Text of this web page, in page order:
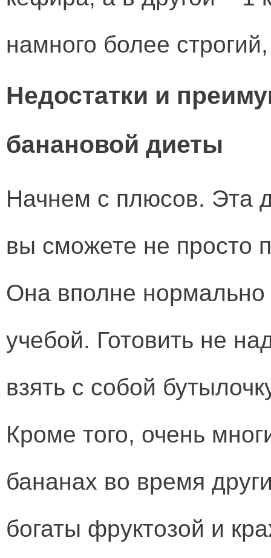
намного более
Недостатки и
банановой диеты
Начнем с плюсов. Эта
вы сможете не просто
Она вполне нормально
учебой. Готовить не
взять с собой
Кроме того, очень
бананах во время
богаты фруктозой и